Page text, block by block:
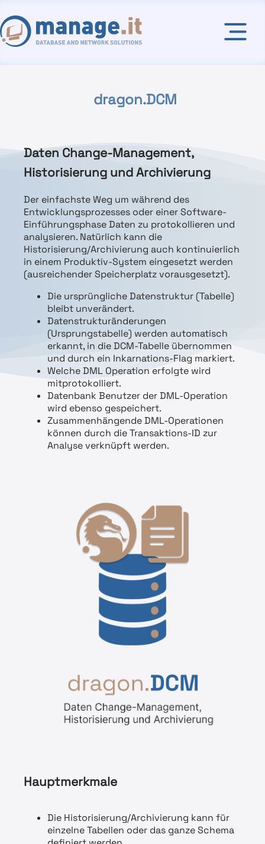
dragon.DCM
Daten Change-Management,
Historisierung und Archivierung
Der einfachste Weg um während des
Entwicklungsprozesses oder einer Software-
Einführungsphase Daten zu protokollieren und
analysieren. Natürlich kann die
Historisierung/Archivierung auch kontinuierlich
in einem Produktiv-System eingesetzt werden
(ausreichender Speicherplatz vorausgesetzt).
Die ursprüngliche Datenstruktur (Tabelle)
bleibt unverändert.
Datenstrukturänderungen
(Ursprungstabelle) werden automatisch
erkannt, in die DCM-Tabelle übernommen
und durch ein Inkarnations-Flag markiert.
Welche DML Operation erfolgte wird
mitprotokolliert.
Datenbank Benutzer der DML-Operation
wird ebenso gespeichert.
Zusammenhängende DML-Operationen
können durch die Transaktions-ID zur
Analyse verknüpft werden.
Hauptmerkmale
Die Historisierung/Archivierung kann für
einzelne Tabellen oder das ganze Schema